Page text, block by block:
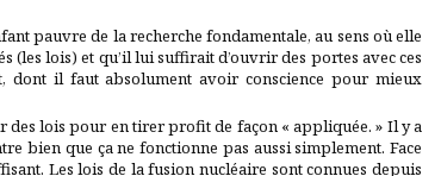
pauvre de la recherche fondamentale, au sens où elle
lois) et qu’il lui suffirait d’ouvrir des portes avec ces
dont il faut absolument avoir conscience pour mieux
des lois pour en tirer profit de façon « appliquée. » Il y a
bien que ça ne fonctionne pas aussi simplement. Face
Les lois de la fusion nucléaire sont connues depuis